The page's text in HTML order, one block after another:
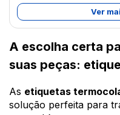
Ver
A escolha certa
suas peças:
As etiquetas
solução perfeita para